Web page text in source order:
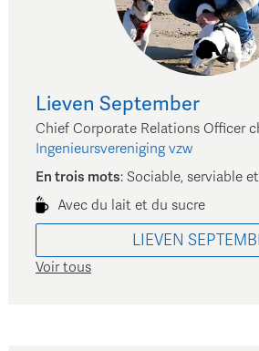
Lieven September
Chief Corporate Relations Officer
Ingenieursvereniging vzw
En trois mots: Sociable, serviable
Avec du lait et du sucre
LIEVEN
Voir tous